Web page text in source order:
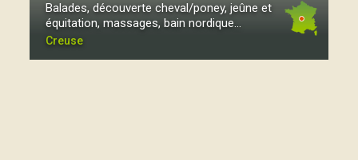
Balades, découverte cheval/poney, jeûne et
équitation, massages, bain nordique...
Creuse